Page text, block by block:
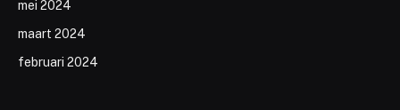
mei 2024
maart 2024
februari 2024